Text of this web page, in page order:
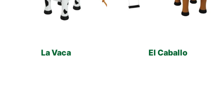
La Vaca El Caballo